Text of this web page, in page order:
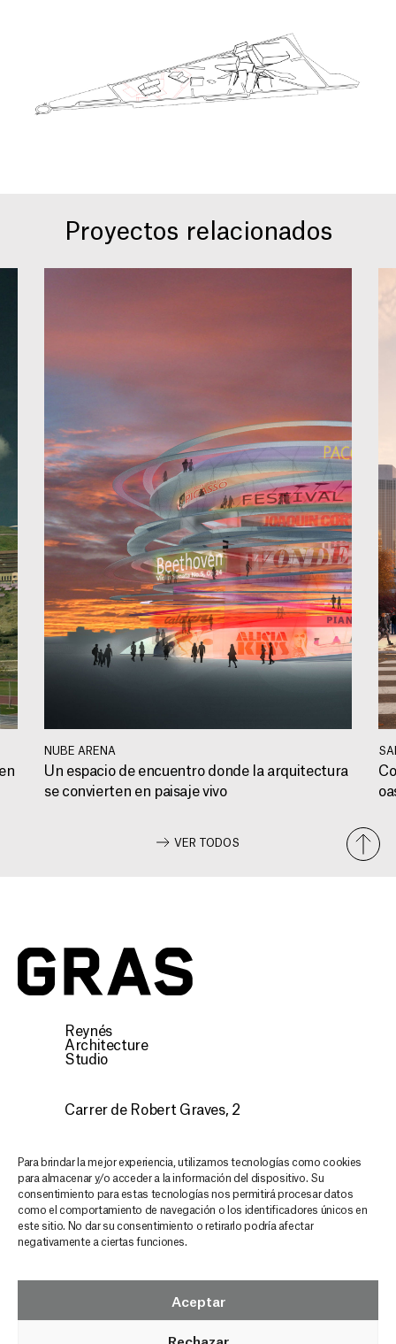
Para brindar la mejor experiencia, utilizamos tecnologías como cookies
para almacenar y/o acceder a la información del dispositivo. Su
consentimiento para estas tecnologías nos permitirá procesar datos
como el comportamiento de navegación o los identificadores únicos en
este sitio. No dar su consentimiento o retirarlo podría afectar
negativamente a ciertas funciones.
Aceptar
Rechazar
Proyectos relacionados
NUBE ARENA
Un espacio de encuentro donde la arquitectura
se convierten en paisaje vivo
VER TODOS
Reynés
Architecture
Studio
Carrer de Robert Graves, 2
CONTACTO
Descubre nuestra arquitectura,
mantente inspirado y actualizado en
cada email
GRAS NEWSLETTER